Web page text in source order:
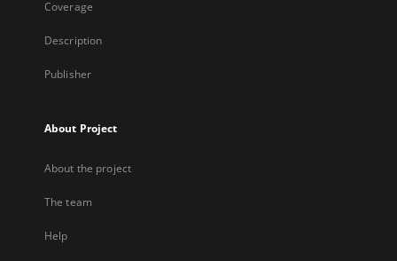
Coverage
Description
Publisher
About Project
About the project
The team
Help